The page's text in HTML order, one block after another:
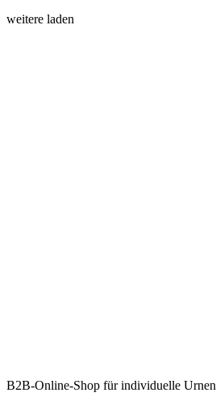
weitere laden
B2B-Online-Shop für individuelle Urnen